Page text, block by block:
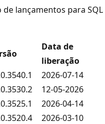
lançamentos para SQL
Data de
liberação
2026-07-14
12-05-2026
2026-04-14
2026-03-10